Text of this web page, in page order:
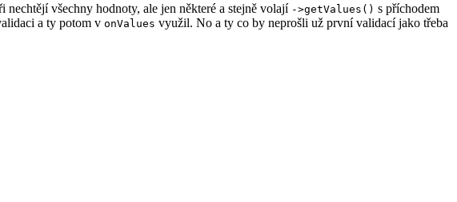
nechtějí všechny hodnoty, ale jen některé a stejně volají ->getValues() s příchodem
a ty potom v onValues využil. No a ty co by neprošli už první validací jako třeba